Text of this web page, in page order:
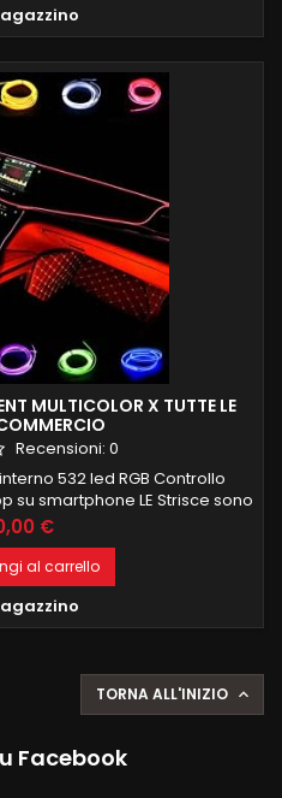
MULTICOLOR X TUTTE LE
Recensioni: 0
532 led RGB Controllo
smartphone LE Strisce sono
per una corretta ed uniforme
tagliare a misura Kit è
maniglie 4 portaoggetti porte
4 PEZZI 75CM 1 PEZZO...
€
al carrello
TORNA ALL'INIZIO 
Facebook